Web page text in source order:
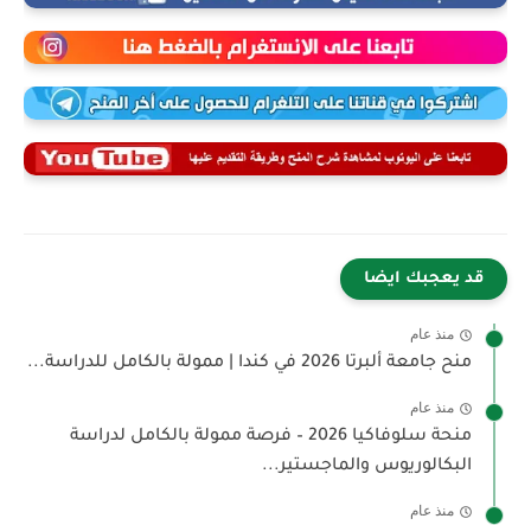
قد يعجبك ايضا
منذ عام
منح جامعة ألبرتا 2026 في كندا | ممولة بالكامل للدراسة...
منذ عام
منحة سلوفاكيا 2026 – فرصة ممولة بالكامل لدراسة
البكالوريوس والماجستير...
منذ عام